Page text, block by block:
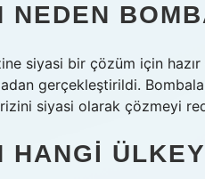
NEDEN
siyasi bir çözüm için
gerçekleştirildi.
siyasi olarak çözmeyi
HANGI